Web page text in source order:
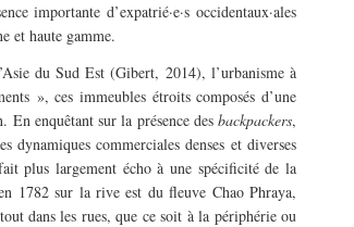
importante d’expatrié·e·s occidentaux·ales
et haute gamme.
du Sud Est (Gibert, 2014), l’urbanisme à
», ces immeubles étroits composés d’une
En enquêtant sur la présence des backpackers,
dynamiques commerciales denses et diverses
plus largement écho à une spécificité de la
1782 sur la rive est du fleuve Chao Phraya,
dans les rues, que ce soit à la périphérie ou